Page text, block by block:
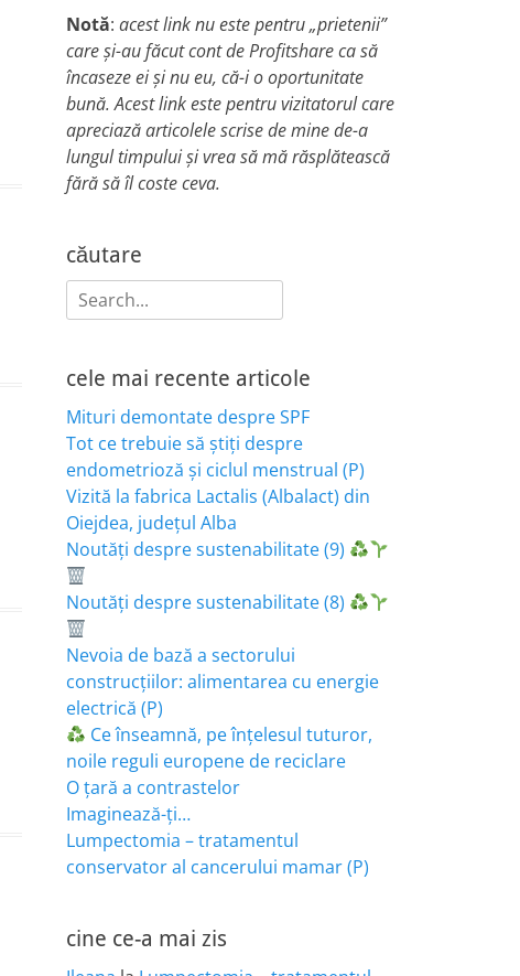
Notă: acest link nu este pentru „prietenii”
care și-au făcut cont de Profitshare ca să
încaseze ei și nu eu, că-i o oportunitate
bună. Acest link este pentru vizitatorul care
apreciază articolele scrise de mine de-a
lungul timpului și vrea să mă răsplătească
fără să îl coste ceva.
căutare
Search
for:
cele mai recente articole
Mituri demontate despre SPF
Tot ce trebuie să știți despre
endometrioză și ciclul menstrual (P)
Vizită la fabrica Lactalis (Albalact) din
Oiejdea, județul Alba
Noutăți despre sustenabilitate (9)
Noutăți despre sustenabilitate (8)
Nevoia de bază a sectorului
construcțiilor: alimentarea cu energie
electrică (P)
Ce înseamnă, pe înțelesul tuturor,
noile reguli europene de reciclare
O țară a contrastelor
Imaginează-ți…
Lumpectomia – tratamentul
conservator al cancerului mamar (P)
cine ce-a mai zis